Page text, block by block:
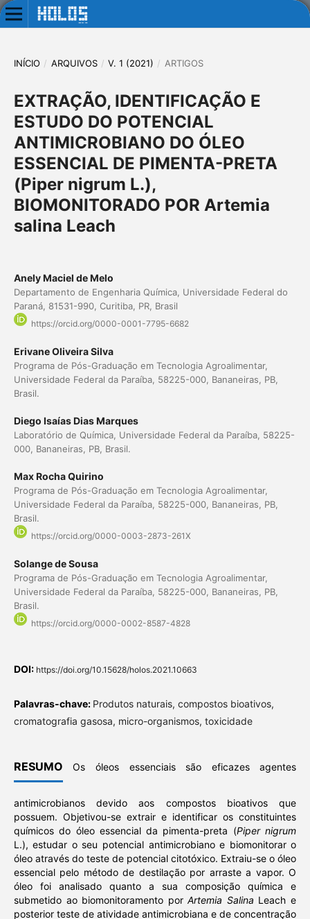
INÍCIO / ARQUIVOS / V. 1 (2021) / ARTIGOS
EXTRAÇÃO, IDENTIFICAÇÃO E
ESTUDO DO POTENCIAL
ANTIMICROBIANO DO ÓLEO
ESSENCIAL DE PIMENTA-PRETA
(Piper nigrum L.),
BIOMONITORADO POR Artemia
salina Leach
Anely Maciel de Melo
Departamento de Engenharia Química, Universidade Federal do
Paraná, 81531-990, Curitiba, PR, Brasil
https://orcid.org/0000-0001-7795-6682
Erivane Oliveira Silva
Programa de Pós-Graduação em Tecnologia Agroalimentar,
Universidade Federal da Paraíba, 58225-000, Bananeiras, PB,
Brasil.
Diego Isaías Dias Marques
Laboratório de Química, Universidade Federal da Paraíba, 58225-
000, Bananeiras, PB, Brasil.
Max Rocha Quirino
Programa de Pós-Graduação em Tecnologia Agroalimentar,
Universidade Federal da Paraíba, 58225-000, Bananeiras, PB,
Brasil.
https://orcid.org/0000-0003-2873-261X
Solange de Sousa
Programa de Pós-Graduação em Tecnologia Agroalimentar,
Universidade Federal da Paraíba, 58225-000, Bananeiras, PB,
Brasil.
https://orcid.org/0000-0002-8587-4828
DOI: https://doi.org/10.15628/holos.2021.10663
Palavras-chave: Produtos naturais, compostos bioativos,
cromatografia gasosa, micro-organismos, toxicidade
RESUMO Os óleos essenciais são eficazes agentes
antimicrobianos devido aos compostos bioativos que
possuem. Objetivou-se extrair e identificar os constituintes
químicos do óleo essencial da pimenta-preta (Piper nigrum
L.), estudar o seu potencial antimicrobiano e biomonitorar o
óleo através do teste de potencial citotóxico. Extraiu-se o óleo
essencial pelo método de destilação por arraste a vapor. O
óleo foi analisado quanto a sua composição química e
submetido ao biomonitoramento porArtemia Salina Leach e
posterior teste de atividade antimicrobiana e de concentração